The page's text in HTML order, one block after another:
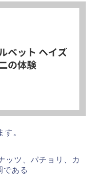
。
ッツ、パチョリ、カ
である